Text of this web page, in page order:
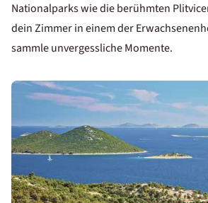
Nationalparks wie die berühmten
dein Zimmer in einem der
sammle unvergessliche Momente.